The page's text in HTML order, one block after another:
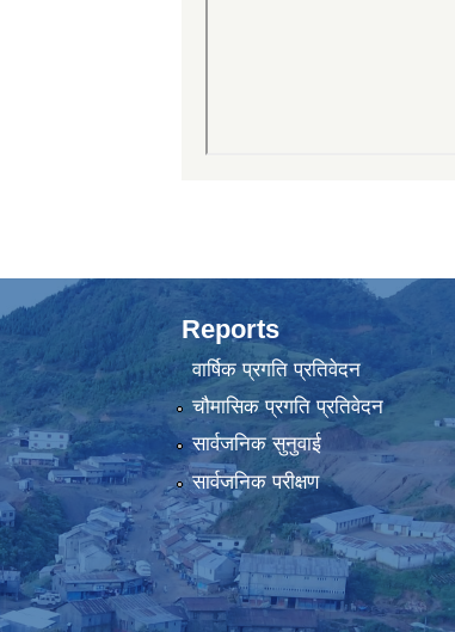
Reports
वार्षिक प्रगति प्रतिवेदन
चौमासिक प्रगति प्रतिवेदन
सार्वजनिक सुनुवाई
सार्वजनिक परीक्षण